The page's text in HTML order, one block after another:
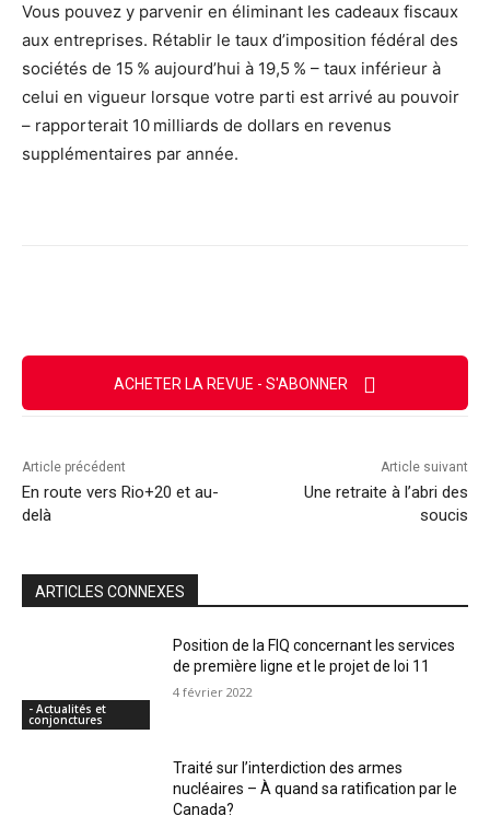
Vous pouvez y parvenir en éliminant les cadeaux fiscaux
aux entreprises. Rétablir le taux d’imposition fédéral des
sociétés de 15 % aujourd’hui à 19,5 % – taux inférieur à
celui en vigueur lorsque votre parti est arrivé au pouvoir
– rapporterait 10 milliards de dollars en revenus
supplémentaires par année.
ACHETER LA REVUE - S'ABONNER
Article précédent
En route vers Rio+20 et au-
delà
Article suivant
Une retraite à l’abri des
soucis
ARTICLES CONNEXES
- Actualités et
conjonctures
Position de la FIQ concernant les services
de première ligne et le projet de loi 11
4 février 2022
Traité sur l’interdiction des armes
nucléaires – À quand sa ratification par le
Canada?